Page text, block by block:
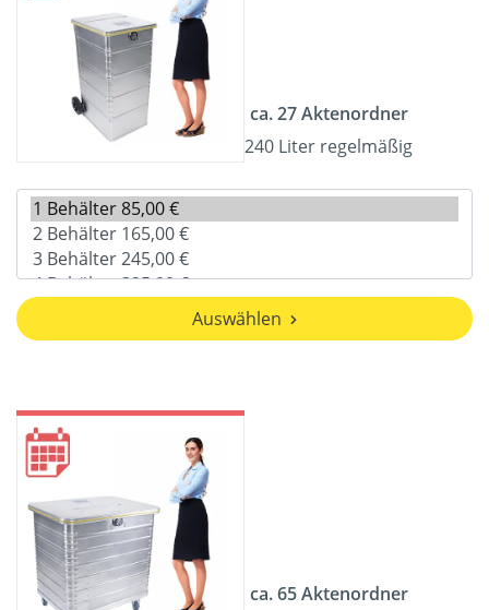
ca. 27 Aktenordner
240 Liter regelmäßig
Auswählen
ca. 65 Aktenordner